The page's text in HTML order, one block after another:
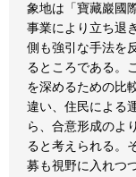
象地は「寶藏巖國
事業により立ち退
側も強引な手法を
るところである。
を深めるための比
違い、住民による
ら、合意形成のよ
ると考えられる。
募も視野に入れつ